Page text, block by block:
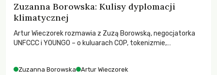
Zuzanna Borowska: Kulisy dyplomacji
klimatycznej
Artur Wieczorek rozmawia z Zuzą Borowską, negocjatorka
UNFCCC i YOUNGO – o kuluarach COP, tokenizmie,
Zuzanna Borowska Artur Wieczorek